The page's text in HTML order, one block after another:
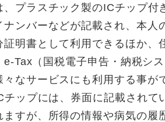
プラスチック製のICチップ付
ンバーなどが記載され、本人
明書として利用できるほか、
Tax（国税電子申告・納税シ
なサービスにも利用する事が
チップには、券面に記載されて
すが、所得の情報や病気の履